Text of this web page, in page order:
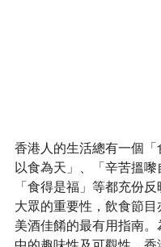
香港人的生活總有一個「
以食為天」、「辛苦搵
「食得是福」等都充份
大眾的重要性，飲食節
美酒佳餚的最有用指南。